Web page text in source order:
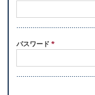
パスワード *